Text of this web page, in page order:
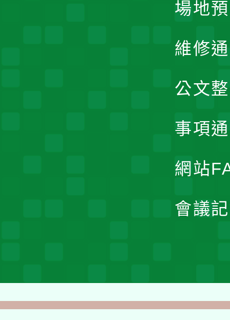
場地
維修
公文
事項
網站
會議